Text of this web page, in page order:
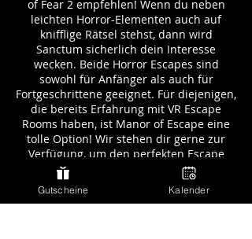
of Fear 2 empfehlen! Wenn du neben
leichten Horror-Elementen auch auf
knifflige Rätsel stehst, dann wird
Sanctum sicherlich dein Interesse
wecken. Beide Horror Escapes sind
sowohl für Anfänger als auch für
Fortgeschrittene geeignet. Für diejenigen,
die bereits Erfahrung mit VR Escape
Rooms haben, ist Manor of Escape eine
tolle Option! Wir stehen dir gerne zur
Verfügung, um den perfekten Escape
Room für deine Gruppe zu finden.
Gutscheine Kalender